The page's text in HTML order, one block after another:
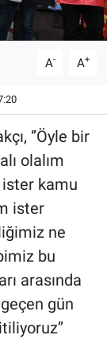
A- A+
‘’Öyle bir
olalım
ister kamu
ister
ne
bu
arasında
gün